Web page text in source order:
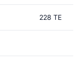
228 TE